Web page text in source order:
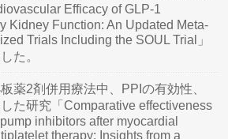
Efficacy of GLP-1
Kidney Function: An Updated Meta-
Trials Including the SOUL Trial」
た。
薬2剤併用療法中、PPIの有効性、
た研究「Comparative effectiveness
inhibitors after myocardial
therapy: Insights from a